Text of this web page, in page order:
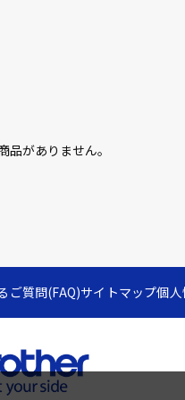
品がありません。
ご質問(FAQ)サイトマップ個